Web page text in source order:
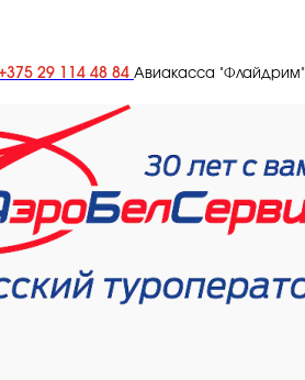
29 114 48 84 Авиакасса "Флайдрим"